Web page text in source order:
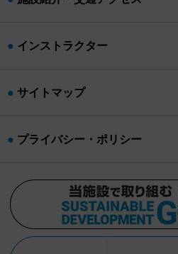
インストラクター
サイトマップ
プライバシー・ポリシー